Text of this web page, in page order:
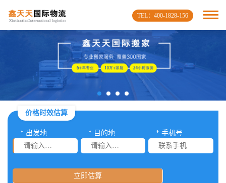
TEL：400-1828-156
价格时效估算
* 出发地 * 目的地 * 手机号
立即估算